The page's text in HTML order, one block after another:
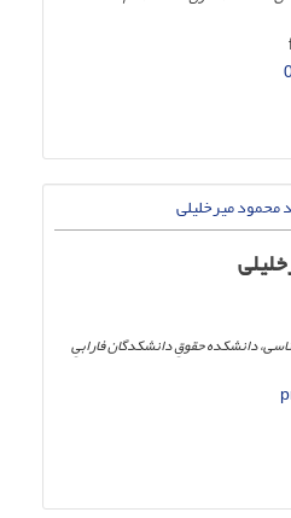
دانشکده حقوقِ دانشکدگان فارابیِ